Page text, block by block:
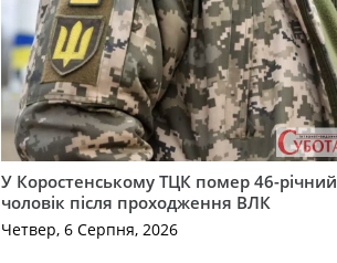
У Коростенському ТЦК помер 46-річний
чоловік після проходження ВЛК
Четвер, 6 Серпня, 2026